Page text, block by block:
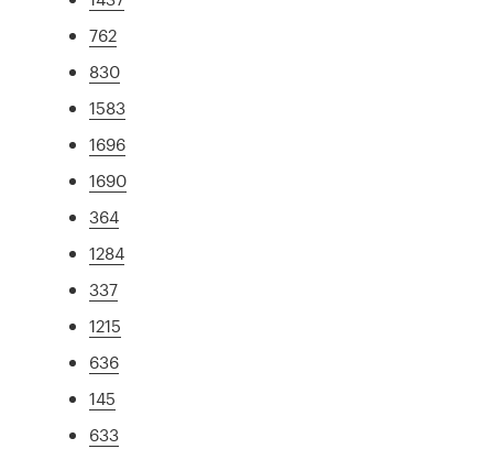
762
830
1583
1696
1690
364
1284
337
1215
636
145
633